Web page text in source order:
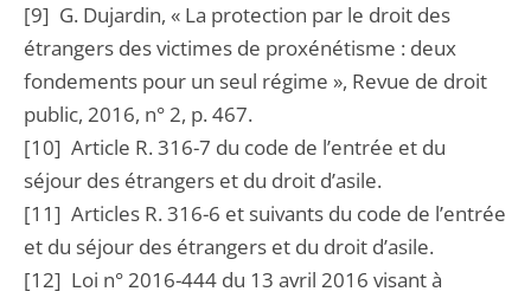
[9] G. Dujardin, « La protection par le droit des
étrangers des victimes de proxénétisme : deux
fondements pour un seul régime », Revue de droit
public, 2016, n° 2, p. 467.
[10] Article R. 316-7 du code de l’entrée et du
séjour des étrangers et du droit d’asile.
[11] Articles R. 316-6 et suivants du code de l’entrée
et du séjour des étrangers et du droit d’asile.
[12] Loi n° 2016-444 du 13 avril 2016 visant à